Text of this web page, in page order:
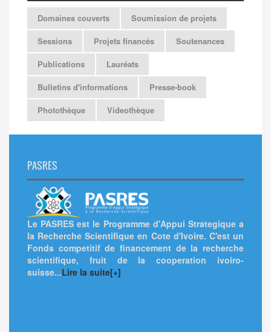
Domaines couverts
Soumission de projets
Sessions
Projets financés
Soutenances
Publications
Lauréats
Bulletins d'informations
Presse-book
Photothèque
Videothèque
PASRES
Le PASRES est le Programme d'Appui Strategique a
la Recherche Scientifique en Cote d'Ivoire. C'est un
Fonds competitif de financement de la recherche
scientifique, fruit de la cooperation ivoiro-
suisse...Lire la suite[+]